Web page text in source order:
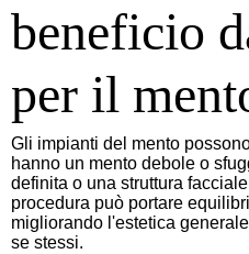
beneficio
per il
Gli impianti del mento
hanno un mento debole o
definita o una struttura
procedura può portare
migliorando l'estetica
se stessi.